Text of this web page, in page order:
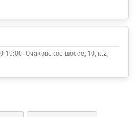
19:00. Очаковское шоссе, 10, к.2,